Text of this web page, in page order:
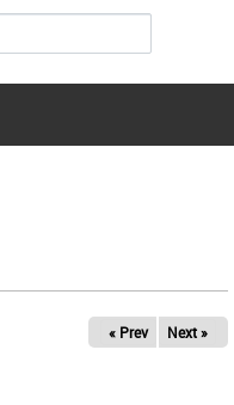
« Prev Next »